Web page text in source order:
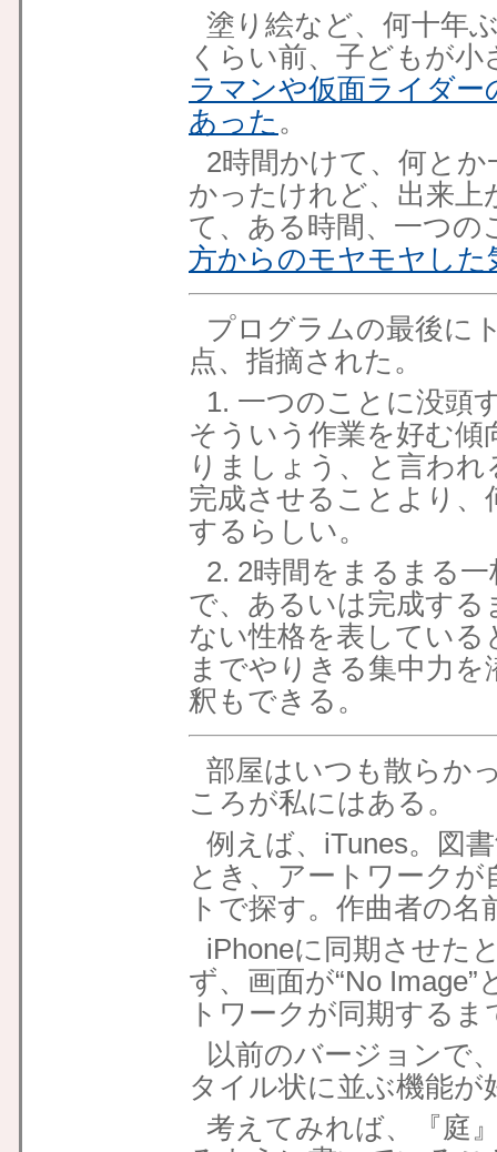
塗り絵など、何十年
くらい前、子どもが
ラマンや仮面ライダ
あった 。
2時間かけて、何と
かったけれど、出来上
て、ある時間、一つ
方からのモヤモヤした
プログラムの最後に
点、指摘された。
1. 一つのことに没頭
そういう作業を好む傾
りましょう、と言わ
完成させることより、
するらしい。
2. 2時間をまるまる
で、あるいは完成す
ない性格を表してい
までやりきる集中力
釈もできる。
部屋はいつも散らか
ころが私にはある。
例えば、iTunes。図
とき、アートワーク
トで探す。作曲者の
iPhoneに同期させた
ず、画面が“No
トワークが同期する
以前のバージョンで
タイル状に並ぶ機能が
考えてみれば、『庭